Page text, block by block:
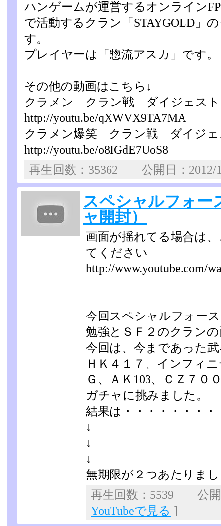
ハンゲームが運営するオンライン
で活動するクラン「S­TAYGOLD」
す。
プレイヤーは「惣流アスカ」です。
その他の動画はこちら↓
クラメン クラン戦 ダイジェス
http://youtu.be/qXWVX9TA7MA
クラメン爆笑 クラン戦 ダイジ
http://youtu.be/o8IGdE7UoS8
再生回数：35362 公開日：
スペシャルフォー
ャ開封）
画面が揺れてる場合は
てください
http://www.youtube.com/
今回スペシャルフォー
勉強とＳＦ２のクラン
今回は、今まであった
ＨＫ４１７、インフィ
Ｇ、ＡＫ103、ＣＺ７０
ガチャに挑みま­した。
結果は・・・・・・・・
↓
↓
↓
無期限が２つあたりま
再生回数：5539 公
YouTubeで見る ]